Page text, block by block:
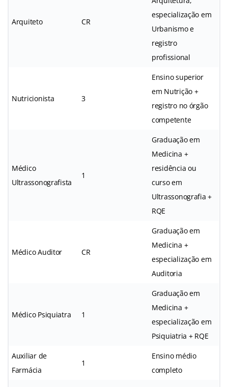
Arquiteto CR
especialização em
Urbanismo e
registro
profissional
Nutricionista 3
Ensino superior
em Nutrição +
registro no órgão
competente
Médico
Ultrassonografista
1
Graduação em
Medicina +
residência ou
curso em
Ultrassonografia +
RQE
Médico Auditor CR
Graduação em
Medicina +
especialização em
Auditoria
Médico Psiquiatra 1
Graduação em
Medicina +
especialização em
Psiquiatria + RQE
Auxiliar de
Farmácia
1
Ensino médio
completo